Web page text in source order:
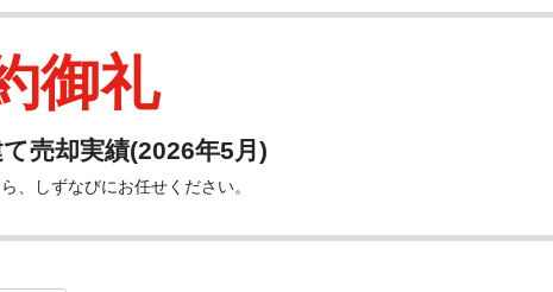
御礼
売却実績(2026年5月)
、しずなびにお任せください。